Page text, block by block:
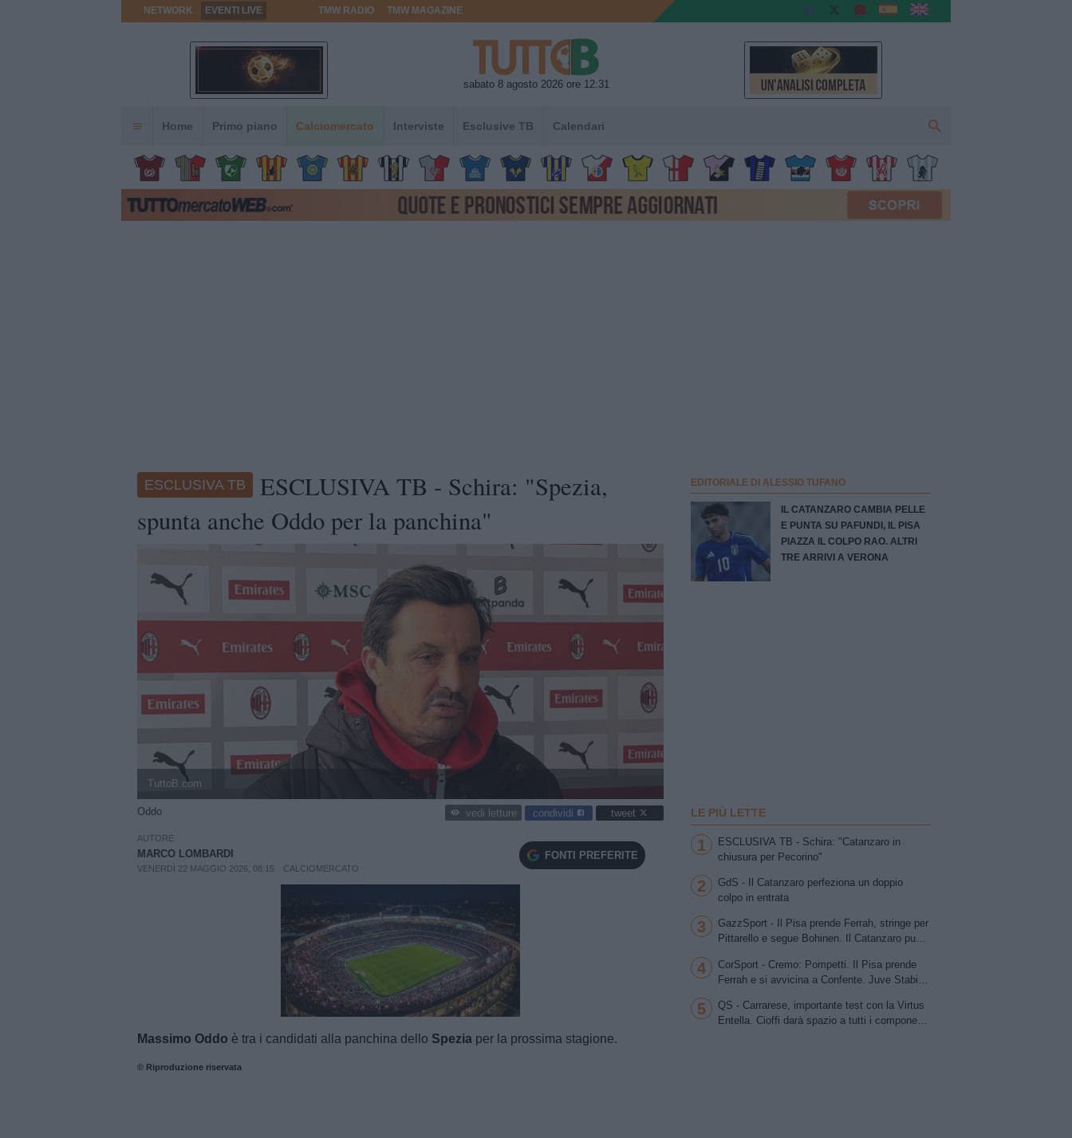
NETWORK EVENTI LIVE TMW RADIO TMW MAGAZINE
sabato 8 agosto 2026 ore 12:31
Home Primo piano Calciomercato Interviste Esclusive TB Calendari
ESCLUSIVA TB
ESCLUSIVA TB - Schira: "Spezia,
spunta anche Oddo per la panchina"
TuttoB.com
Oddo vedi letture condividi tweet
AUTORE
MARCO LOMBARDI
VENERDÌ 22 MAGGIO 2026, 08:15 CALCIOMERCATO
FONTI PREFERITE
Unmute
Loaded
100.00%
Massimo Oddo è tra i candidati alla panchina dello Spezia per la prossima stagione.
© Riproduzione riservata
EDITORIALE DI ALESSIO TUFANO
IL CATANZARO CAMBIA PELLE
E PUNTA SU PAFUNDI, IL PISA
PIAZZA IL COLPO RAO. ALTRI
TRE ARRIVI A VERONA
LE PIÙ LETTE
1
ESCLUSIVA TB - Schira: "Catanzaro in
chiusura per Pecorino"
2
GdS - Il Catanzaro perfeziona un doppio
colpo in entrata
3
GazzSport - Il Pisa prende Ferrah, stringe per
Pittarello e segue Bohinen. Il Catanzaro punta
Bjarkason
4
CorSport - Cremo: Pompetti. Il Pisa prende
Ferrah e si avvicina a Confente. Juve Stabia
scambio Patierno-Jimenez
5
QS - Carrarese, importante test con la Virtus
Entella. Cioffi darà spazio a tutti i componenti